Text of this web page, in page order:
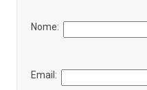
Nome:
Email: